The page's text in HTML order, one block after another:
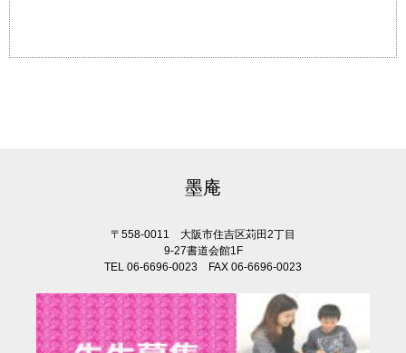
墨庵
〒558-0011 大阪市住吉区苅田2丁目
9-27書道会館1F
TEL 06-6696-0023 FAX 06-6696-0023